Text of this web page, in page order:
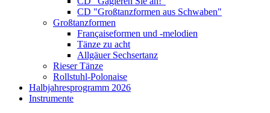
CD "Großtanzformen aus Schwaben"
Großtanzformen
Françaiseformen und -melodien
Tänze zu acht
Allgäuer Sechsertanz
Rieser Tänze
Rollstuhl-Polonaise
Halbjahresprogramm 2026
Instrumente